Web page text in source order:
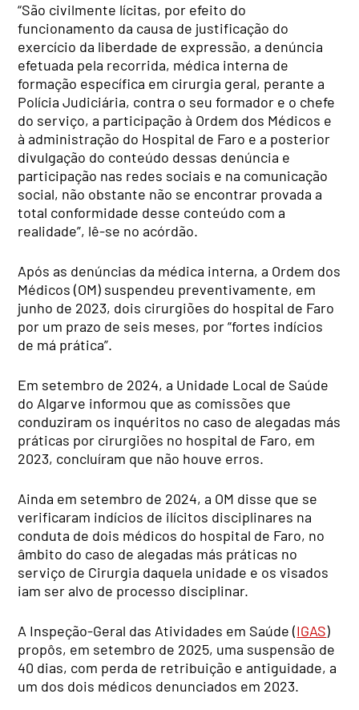
“São civilmente lícitas, por efeito do
funcionamento da causa de justificação do
exercício da liberdade de expressão, a denúncia
efetuada pela recorrida, médica interna de
formação específica em cirurgia geral, perante a
Polícia Judiciária, contra o seu formador e o chefe
do serviço, a participação à Ordem dos Médicos e
à administração do Hospital de Faro e a posterior
divulgação do conteúdo dessas denúncia e
participação nas redes sociais e na comunicação
social, não obstante não se encontrar provada a
total conformidade desse conteúdo com a
realidade”, lê-se no acórdão.
Após as denúncias da médica interna, a Ordem dos
Médicos (OM) suspendeu preventivamente, em
junho de 2023, dois cirurgiões do hospital de Faro
por um prazo de seis meses, por “fortes indícios
de má prática”.
Em setembro de 2024, a Unidade Local de Saúde
do Algarve informou que as comissões que
conduziram os inquéritos no caso de alegadas más
práticas por cirurgiões no hospital de Faro, em
2023, concluíram que não houve erros.
Ainda em setembro de 2024, a OM disse que se
verificaram indícios de ilícitos disciplinares na
conduta de dois médicos do hospital de Faro, no
âmbito do caso de alegadas más práticas no
serviço de Cirurgia daquela unidade e os visados
iam ser alvo de processo disciplinar.
A Inspeção-Geral das Atividades em Saúde (IGAS)
propôs, em setembro de 2025, uma suspensão de
40 dias, com perda de retribuição e antiguidade, a
um dos dois médicos denunciados em 2023.